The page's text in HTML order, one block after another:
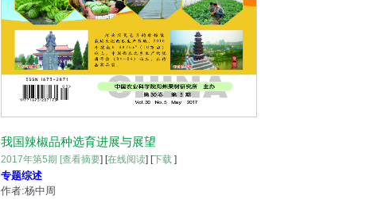
我国辣椒品种选育进展与展望
2017年第5期 [查看摘要] [在线阅读] [下载 ]
专题综述
作者:杨中周